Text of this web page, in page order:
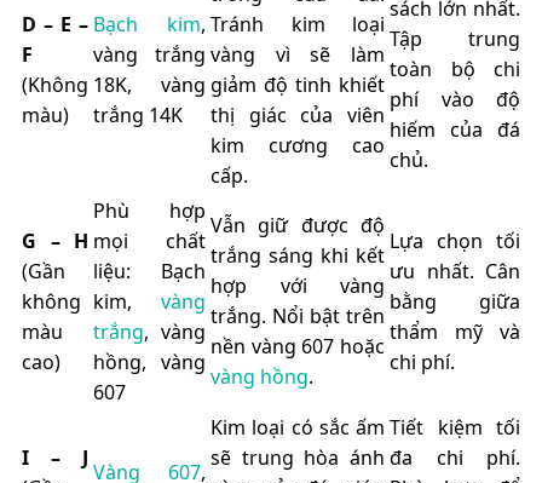
D – E –
F
(Không
màu)
Bạch kim,
vàng trắng
18K, vàng
trắng 14K
Tránh kim loại
vàng vì sẽ làm
giảm độ tinh khiết
thị giác của viên
kim cương cao
cấp.
sách lớn nhất.
Tập trung
toàn bộ chi
phí vào độ
hiếm của đá
chủ.
G – H
(Gần
không
màu
cao)
Phù hợp
mọi chất
liệu: Bạch
kim, vàng
trắng, vàng
hồng, vàng
607
Vẫn giữ được độ
trắng sáng khi kết
hợp với vàng
trắng. Nổi bật trên
nền vàng 607 hoặc
vàng hồng.
Lựa chọn tối
ưu nhất. Cân
bằng giữa
thẩm mỹ và
chi phí.
I – J
Vàng 607,
Kim loại có sắc ấm
sẽ trung hòa ánh
Tiết kiệm tối
đa chi phí.